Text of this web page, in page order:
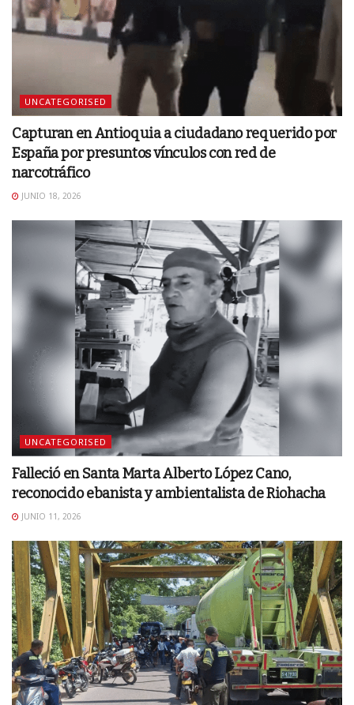
UNCATEGORISED
Capturan en Antioquia a ciudadano requerido por
España por presuntos vínculos con red de
narcotráfico
JUNIO 18, 2026
UNCATEGORISED
Falleció en Santa Marta Alberto López Cano,
reconocido ebanista y ambientalista de Riohacha
JUNIO 11, 2026